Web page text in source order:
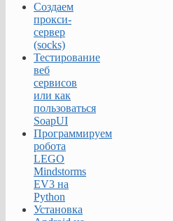
Создаем
прокси-
сервер
(socks)
Тестирование
веб
сервисов
или как
пользоваться
SoapUI
Программируем
робота
LEGO
Mindstorms
EV3 на
Python
Установка